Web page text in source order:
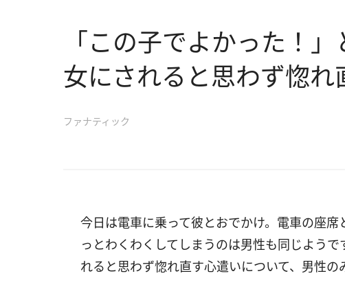
「この子でよかった！
女にされると思わず惚
ファナティック
今日は電車に乗って彼とおでかけ。電車の座
っとわくわくしてしまうのは男性も同じよう
れると思わず惚れ直す心遣いについて、男性の